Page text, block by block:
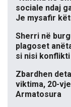
sociale ndaj
Je mysafir
Sherri në
plagoset
si nisi konflikti
Zbardhen
viktima, 20-
Armatosura